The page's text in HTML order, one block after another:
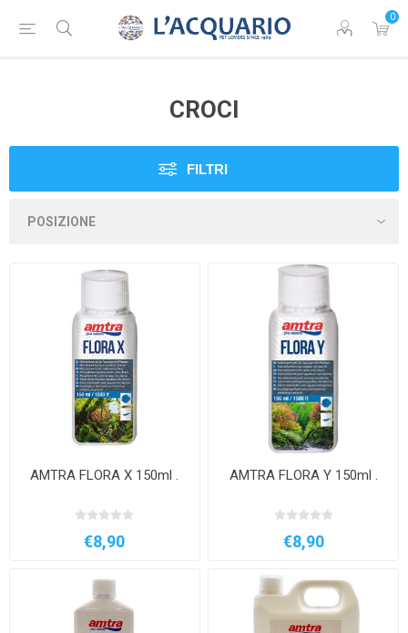
0
CROCI
FILTRI
AMTRA FLORA X 150ml .
€8,90
AMTRA FLORA Y 150ml .
€8,90